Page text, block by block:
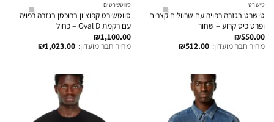
טישרט
טישרט בגזרה רפויה עם שרוולים קצרים
ופרט כיס קרוע – שחור
₪550.00
מחיר חבר מועדון: ₪512.00
סווטשרטים
סווטשירט קפוצ'ון ברוכסן בגזרה רפויה
עם רקמת Oval D – כחול
₪1,100.00
מחיר חבר מועדון: ₪1,023.00